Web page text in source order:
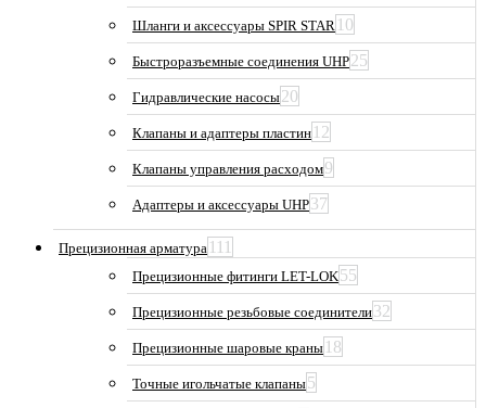
Шланги и аксессуары SPIR STAR 10
Быстроразъемные соединения UHP25
Гидравлические насосы20
Клапаны и адаптеры пластин 12
Клапаны управления расходом9
Адаптеры и аксессуары UHP37
Прецизионная арматура 111
Прецизионные фитинги LET-LOK55
Прецизионные резьбовые соединители32
Прецизионные шаровые краны 18
Точные игольчатые клапаны5